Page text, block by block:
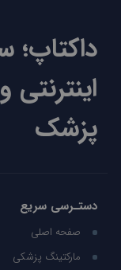
داکتاپ؛
اینترنتی
پزشک
دستـرسی سریع
صفحه اصلی
مارکتینگ پزشکی